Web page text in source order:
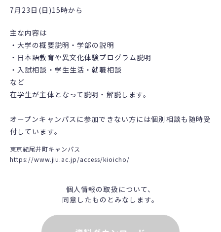
7月23日(日)15時から
主な内容は
・大学の概要説明・学部の説明
・日本語教育や異文化体験プログラム説明
・入試相談・学生生活・就職相談
など
在学生が主体となって説明・解説します。
オープンキャンパスに参加できない方には個別相談も随時受
付しています。
東京紀尾井町キャンパス
https://www.jiu.ac.jp/access/kioicho/
個人情報の取扱について、
同意したものとみなします。